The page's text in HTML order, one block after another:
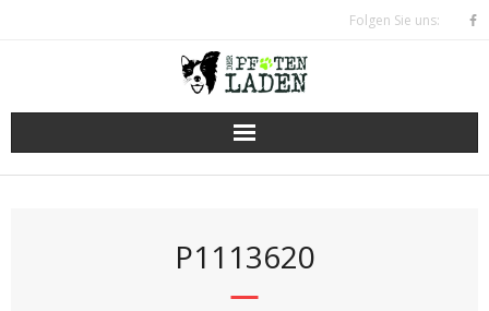
Folgen Sie uns:
P1113620